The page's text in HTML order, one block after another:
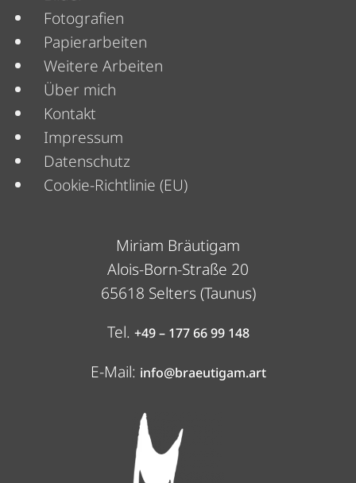
Fotografien
Papierarbeiten
Weitere Arbeiten
Über mich
Menü
Kontakt
Impressum
Datenschutz
Cookie-Richtlinie (EU)
Miriam Bräutigam
Alois-Born-Straße 20
65618 Selters (Taunus)
Tel. +49 – 177 66 99 148
E-Mail: info@braeutigam.art